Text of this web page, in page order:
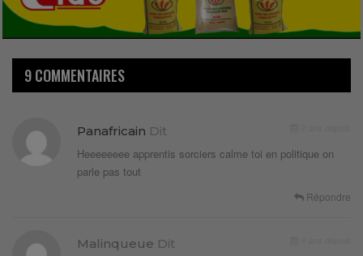
9 COMMENTAIRES
Panafricain Dit
Heeeeeeee apprentis sorciers calme toi en politique on
parle pas tout
Répondre
Malinqueue Dit